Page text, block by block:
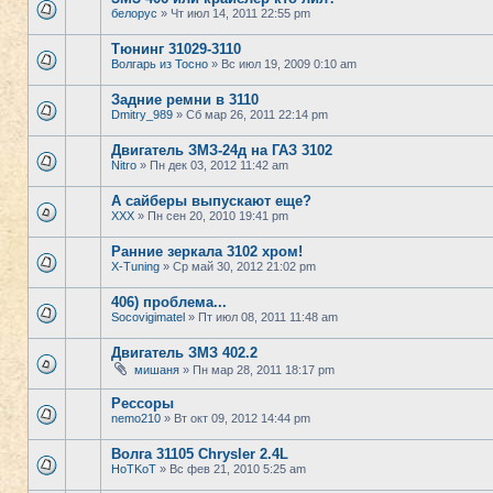
белорус » Чт июл 14, 2011 22:55 pm
Тюнинг 31029-3110
Волгарь из Тосно » Вс июл 19, 2009 0:10 am
Задние ремни в 3110
Dmitry_989 » Сб мар 26, 2011 22:14 pm
Двигатель ЗМЗ-24д на ГАЗ 3102
Nitro » Пн дек 03, 2012 11:42 am
А сайберы выпускают еще?
XXX » Пн сен 20, 2010 19:41 pm
Ранние зеркала 3102 хром!
X-Tuning » Ср май 30, 2012 21:02 pm
406) проблема...
Socovigimatel » Пт июл 08, 2011 11:48 am
Двигатель ЗМЗ 402.2
мишаня » Пн мар 28, 2011 18:17 pm
Рессоры
nemo210 » Вт окт 09, 2012 14:44 pm
Волга 31105 Chrysler 2.4L
HoTKoT » Вс фев 21, 2010 5:25 am